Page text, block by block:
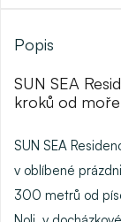
Popis
SUN SEA
kroků od moře
SUN SEA
v oblíbené
300 metrů od